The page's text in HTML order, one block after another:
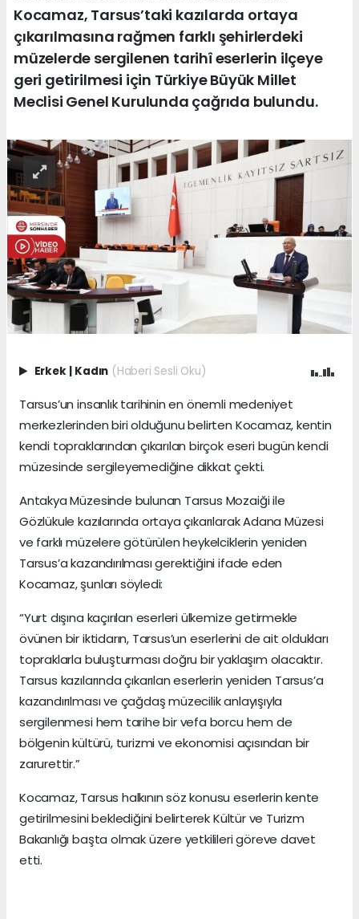
Kocamaz, Tarsus’taki kazılarda ortaya
çıkarılmasına rağmen farklı şehirlerdeki
müzelerde sergilenen tarihî eserlerin ilçeye
geri getirilmesi için Türkiye Büyük Millet
Meclisi Genel Kurulunda çağrıda bulundu.
Erkek | Kadın (Haberi Sesli Oku)
Tarsus’un insanlık tarihinin en önemli medeniyet
merkezlerinden biri olduğunu belirten Kocamaz, kentin
kendi topraklarından çıkarılan birçok eseri bugün kendi
müzesinde sergileyemediğine dikkat çekti.
Antakya Müzesinde bulunan Tarsus Mozaiği ile
Gözlükule kazılarında ortaya çıkarılarak Adana Müzesi
ve farklı müzelere götürülen heykelciklerin yeniden
Tarsus’a kazandırılması gerektiğini ifade eden
Kocamaz, şunları söyledi:
“Yurt dışına kaçırılan eserleri ülkemize getirmekle
övünen bir iktidarın, Tarsus’un eserlerini de ait oldukları
topraklarla buluşturması doğru bir yaklaşım olacaktır.
Tarsus kazılarında çıkarılan eserlerin yeniden Tarsus’a
kazandırılması ve çağdaş müzecilik anlayışıyla
sergilenmesi hem tarihe bir vefa borcu hem de
bölgenin kültürü, turizmi ve ekonomisi açısından bir
zarurettir.”
Kocamaz, Tarsus halkının söz konusu eserlerin kente
getirilmesini beklediğini belirterek Kültür ve Turizm
Bakanlığı başta olmak üzere yetkilileri göreve davet
etti.